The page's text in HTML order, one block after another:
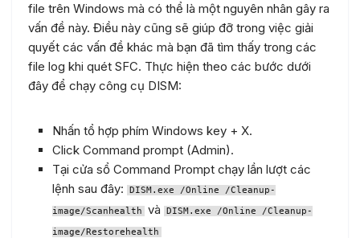
file trên Windows mà có thể là một nguyên nhân gây ra
vấn đề này. Điều này cũng sẽ giúp đỡ trong việc giải
quyết các vấn đề khác mà bạn đã tìm thấy trong các
file log khi quét SFC. Thực hiện theo các bước dưới
đây để chạy công cụ DISM:
Nhấn tổ hợp phím Windows key + X.
Click Command prompt (Admin).
Tại cửa sổ Command Prompt chạy lần lượt các
lệnh sau đây:
DISM.exe /Online /Cleanup-
image/Scanhealth
và
DISM.exe /Online /Cleanup-
image/Restorehealth